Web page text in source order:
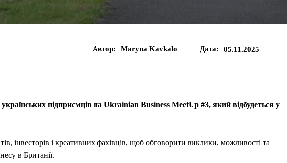
Автор: Maryna Kavkalo Дата: 05.11.2025
підприємців на Ukrainian Business MeetUp #3, який відбудеться у
інвесторів і креативних фахівців, щоб обговорити виклики, можливості та
в Британії.